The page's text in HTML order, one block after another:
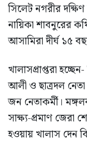
সিলেট নগরীর
নায়িকা শাবনুরের
আসামিরা দীর্ঘ ১৫
খালাসপ্রাপ্তরা
আলী ও ছাত্রদল
জন নেতাকর্মী।
সাক্ষ্য-প্রমাণ জেরা
হওয়ায় খালাস দেন